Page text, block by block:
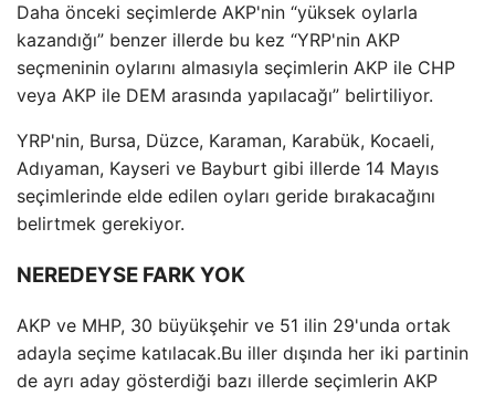
Daha önceki seçimlerde AKP'nin “yüksek oylarla
kazandığı” benzer illerde bu kez “YRP'nin AKP
seçmeninin oylarını almasıyla seçimlerin AKP ile CHP
veya AKP ile DEM arasında yapılacağı” belirtiliyor.
YRP'nin, Bursa, Düzce, Karaman, Karabük, Kocaeli,
Adıyaman, Kayseri ve Bayburt gibi illerde 14 Mayıs
seçimlerinde elde edilen oyları geride bırakacağını
belirtmek gerekiyor.
NEREDEYSE FARK YOK
AKP ve MHP, 30 büyükşehir ve 51 ilin 29'unda ortak
adayla seçime katılacak.Bu iller dışında her iki partinin
de ayrı aday gösterdiği bazı illerde seçimlerin AKP